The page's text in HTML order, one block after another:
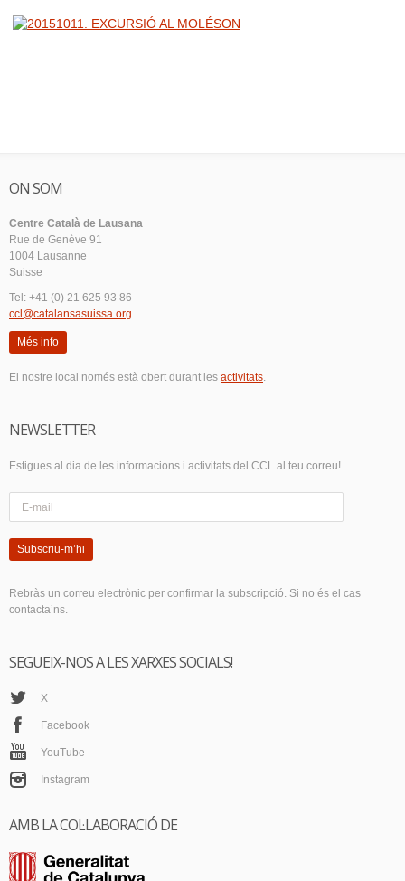
ON SOM
Centre Català de Lausana
Rue de Genève 91
1004 Lausanne
Suisse
Tel: +41 (0) 21 625 93 86
ccl@catalansasuissa.org
Més info
El nostre local només està obert durant les activitats.
NEWSLETTER
Estigues al dia de les informacions i activitats del CCL al teu correu!
Subscriu-m’hi
Rebràs un correu electrònic per confirmar la subscripció. Si no és el cas
contacta’ns.
SEGUEIX-NOS A LES XARXES SOCIALS!
X
Facebook
YouTube
Instagram
AMB LA COL·LABORACIÓ DE